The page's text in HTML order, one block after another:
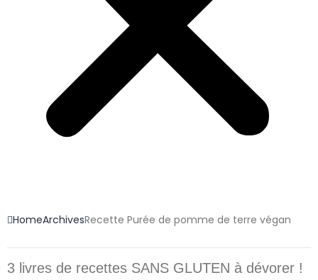
HomeArchivesRecette Purée de pomme de terre végan
3 livres de recettes SANS GLUTEN à dévorer !